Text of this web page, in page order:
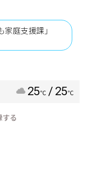
家庭支援課」
25℃ / 25℃
する